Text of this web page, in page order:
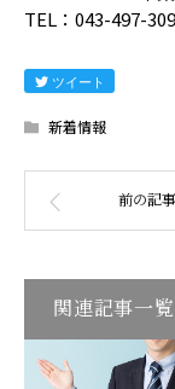
TEL：043-497-
ツイート
新着情報
関連記事一覧